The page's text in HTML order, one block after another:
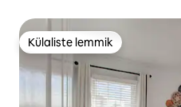
Külaliste lemmik
Külaliste lemmik